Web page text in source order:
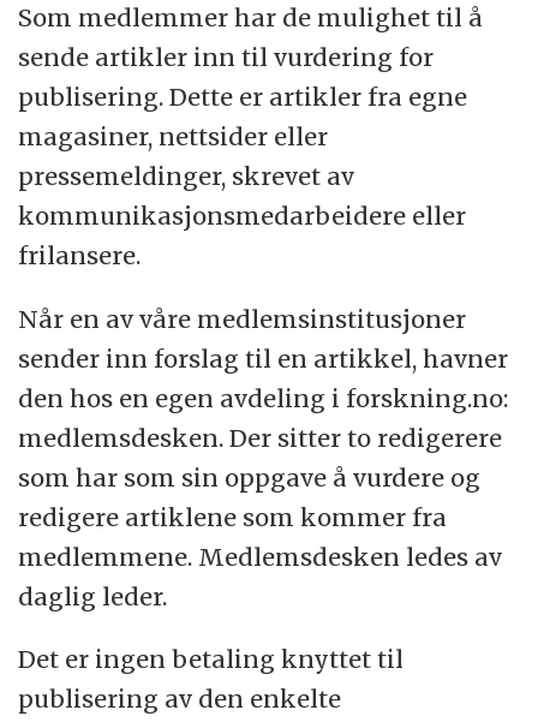
Som medlemmer har de mulighet til å
sende artikler inn til vurdering for
publisering. Dette er artikler fra egne
magasiner, nettsider eller
pressemeldinger, skrevet av
kommunikasjonsmedarbeidere eller
frilansere.
Når en av våre medlemsinstitusjoner
sender inn forslag til en artikkel, havner
den hos en egen avdeling i forskning.no:
medlemsdesken. Der sitter to redigerere
som har som sin oppgave å vurdere og
redigere artiklene som kommer fra
medlemmene. Medlemsdesken ledes av
daglig leder.
Det er ingen betaling knyttet til
publisering av den enkelte